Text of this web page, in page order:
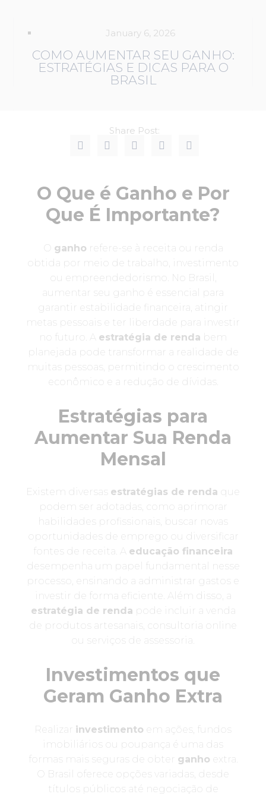
January 6, 2026
COMO AUMENTAR SEU GANHO:
ESTRATÉGIAS E DICAS PARA O
BRASIL
Share Post:
O Que é Ganho e Por
Que É Importante?
ganho refere-se à receita ou renda
obtida por meio de trabalho, investimento
ou empreendedorismo. No Brasil,
aumentar seu ganho é essencial para
garantir estabilidade financeira, atingir
metas pessoais e ter liberdade para investir
no futuro. A estratégia de renda bem
planejada pode transformar a realidade de
muitas pessoas, permitindo o crescimento
econômico e a redução de dívidas.
Estratégias para
Aumentar Sua Renda
Mensal
Existem diversas estratégias de renda que
podem ser adotadas, como aprimorar
habilidades profissionais, buscar novas
oportunidades de emprego ou diversificar
fontes de receita. A educação financeira
desempenha um papel fundamental nesse
processo, ensinando a administrar gastos e
investir de forma eficiente. Além disso, a
estratégia de renda pode incluir a venda
de produtos artesanais, consultoria online
ou serviços de assessoria.
Investimentos que
Geram Ganho Extra
Realizar investimento em ações, fundos
imobiliários ou poupança é uma das
formas mais seguras de obter ganho extra.
O Brasil oferece opções variadas, desde
títulos públicos até negociação de